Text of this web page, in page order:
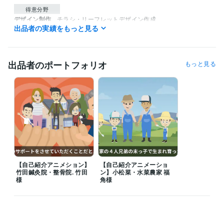
得意分野
デザイン制作 チラシ・リーフレットデザイン作成
チラシ
アニメーション
出品者の実績をもっと見る
出品者のポートフォリオ もっと見る
【自己紹介アニメション】
竹田鍼灸院・整骨院. 竹田
様
【自己紹介アニメーショ
ン】小松菜・水菜農家 福
角様